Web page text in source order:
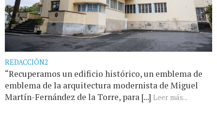
REDACCIÓN2
“Recuperamos un edificio histórico, un emblema de
emblema de la arquitectura modernista de Miguel
Martín-Fernández de la Torre, para [...] Leer más...